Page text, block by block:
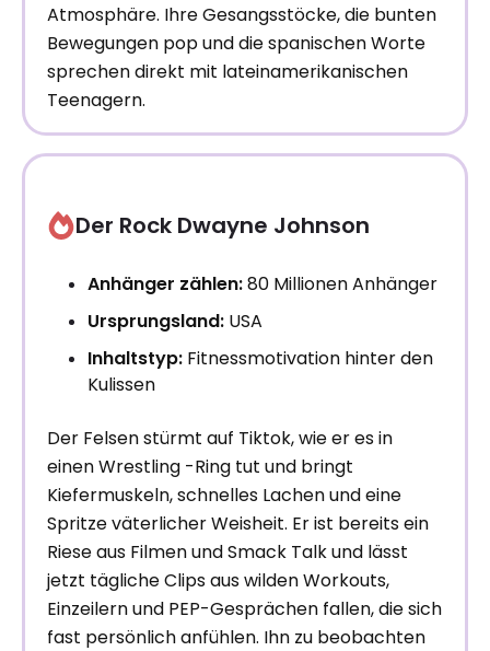
Atmosphäre. Ihre Gesangsstöcke, die bunten
Bewegungen pop und die spanischen Worte
sprechen direkt mit lateinamerikanischen
Teenagern.
Der Rock Dwayne Johnson
Anhänger zählen:80 Millionen Anhänger
Ursprungsland: USA
Inhaltstyp: Fitnessmotivation hinter den
Kulissen
Der Felsen stürmt auf Tiktok, wie er es in
einen Wrestling -Ring tut und bringt
Kiefermuskeln, schnelles Lachen und eine
Spritze väterlicher Weisheit. Er ist bereits ein
Riese aus Filmen und Smack Talk und lässt
jetzt tägliche Clips aus wilden Workouts,
Einzeilern und PEP-Gesprächen fallen, die sich
fast persönlich anfühlen. Ihn zu beobachten